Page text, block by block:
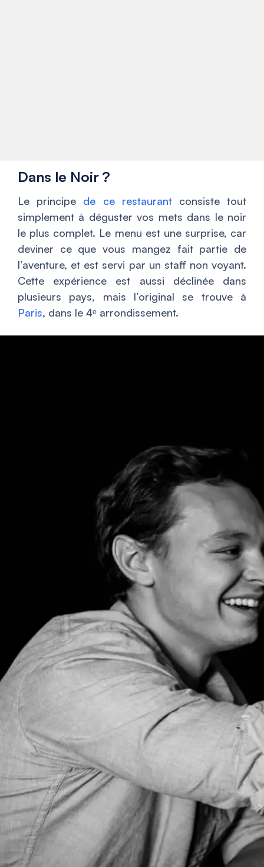
Dans le Noir ?
Le principe de ce restaurantconsiste tout
simplement à déguster vos mets dans le noir
le plus complet. Le menu est une surprise, car
deviner ce que vous mangez fait partie de
l’aventure, et est servi par un staff non voyant.
Cette expérience est aussi déclinée dans
plusieurs pays, mais l’original se trouve à
Paris, dans le 4ᵉ arrondissement.